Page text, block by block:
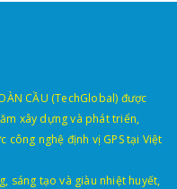
CẦU (TechGlobal) được
xây dựng và phát triển,
nghệ định vị GPS tại Việt
sáng tạo và giàu nhiệt huyết,